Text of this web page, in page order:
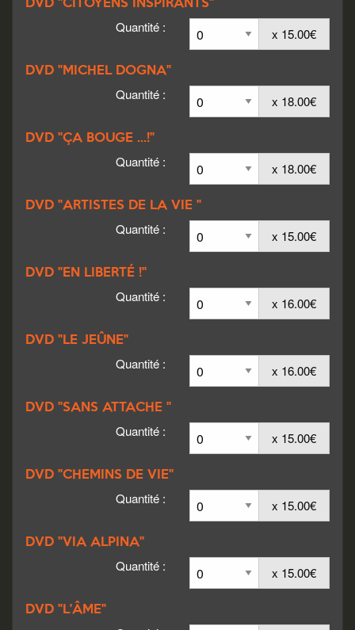
DVD "CITOYENS INSPIRANTS"
Quantité : x 15.00€
DVD "MICHEL DOGNA"
Quantité : x 18.00€
DVD "ÇA BOUGE ...!"
Quantité : x 18.00€
DVD "ARTISTES DE LA VIE "
Quantité : x 15.00€
DVD "EN LIBERTÉ !"
Quantité : x 16.00€
DVD "LE JEÛNE"
Quantité : x 16.00€
DVD "SANS ATTACHE "
Quantité : x 15.00€
DVD "CHEMINS DE VIE"
Quantité : x 15.00€
DVD "VIA ALPINA"
Quantité : x 15.00€
DVD "L'ÂME"